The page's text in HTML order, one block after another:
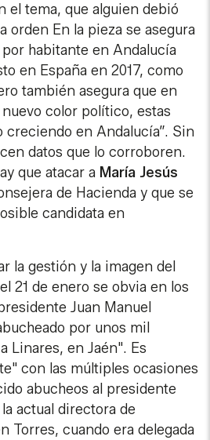
el tema, que alguien debió
orden En la pieza se asegura
habitante en Andalucía
en España en 2017, como
también asegura que en
nuevo color político, estas
creciendo en Andalucía”. Sin
datos que lo corroboren.
que atacar a María Jesús
de Hacienda y que se
candidata en
la gestión y la imagen del
21 de enero se obvia en los
Juan Manuel
por unos mil
Linares, en Jaén". Es
con las múltiples ocasiones
abucheos al presidente
actual directora de
Torres, cuando era delegada